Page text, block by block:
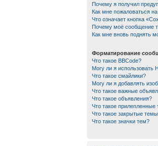
Почему я получил
Как мне пожаловаться
Что означает кнопка
Почему моё сообщение
Как мне вновь поднять
Форматирование
Что такое BBCode?
Могу ли я использовать
Что такое смайлики?
Могу ли я добавлять
Что такое важные
Что такое объявления?
Что такое прилепленные
Что такое закрытые
Что такое значки тем?